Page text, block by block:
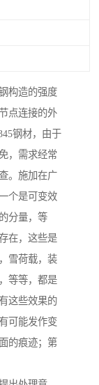
构造的强度
点连接的外
钢材，由于
，需求经常
。施加在广
个是可变效
分量，等
在，这些是
雪荷载，装
等等，都是
这些效果的
可能发作变
的痕迹；第